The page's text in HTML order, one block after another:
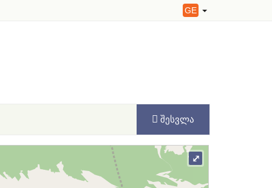
GE
ᲨᲔᲡᲕᲚᲐ
⤢